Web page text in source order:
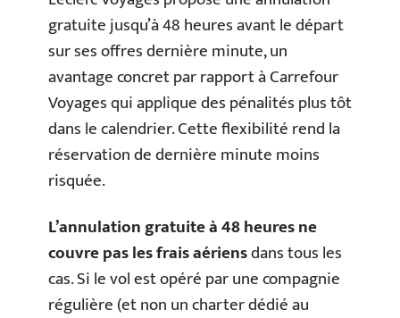
gratuite jusqu’à 48 heures avant le départ
sur ses offres dernière minute, un
avantage concret par rapport à Carrefour
Voyages qui applique des pénalités plus tôt
dans le calendrier. Cette flexibilité rend la
réservation de dernière minute moins
risquée.
L’annulation gratuite à 48 heures ne
couvre pas les frais aériensdans tous les
cas. Si le vol est opéré par une compagnie
régulière (et non un charter dédié au